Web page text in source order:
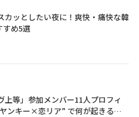
カッとしたい夜に！爽快・痛快な韓
すめ5選
等」参加メンバー11人プロフィ
ンキー×恋リア” で何が起きる？